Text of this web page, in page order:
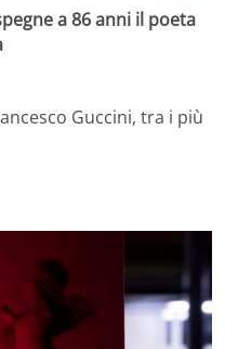
a 86 anni il poeta
Guccini, tra i più